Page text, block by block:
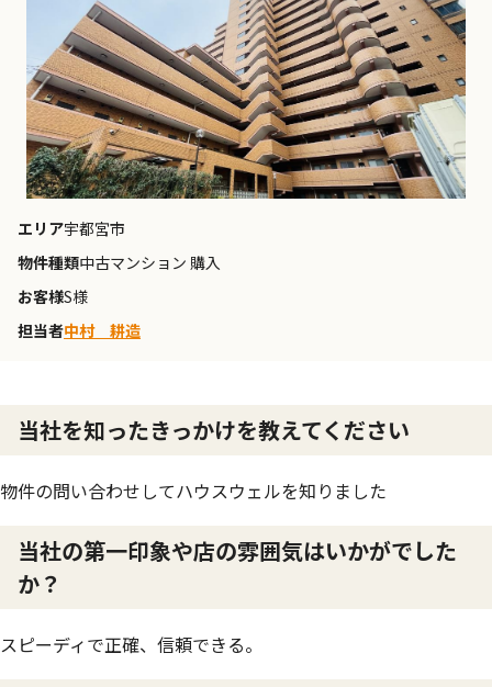
エリア宇都宮市
物件種類中古マンション 購入
お客様S様
担当者中村 耕造
当社を知ったきっかけを教えてください
物件の問い合わせしてハウスウェルを知りました
当社の第一印象や店の雰囲気はいかがでした
か？
スピーディで正確、信頼できる。